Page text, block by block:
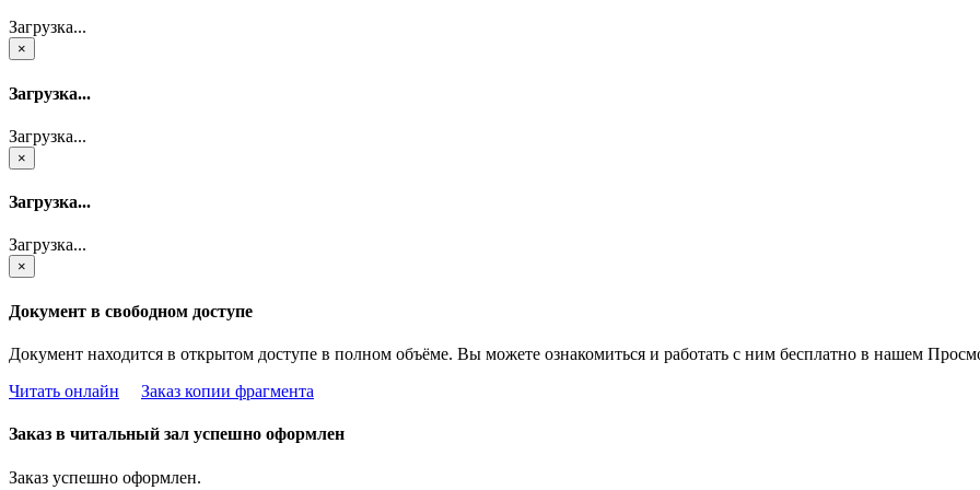
Загрузка...
×
Загрузка...
Загрузка...
×
Загрузка...
Загрузка...
×
Документ в свободном доступе
Документ находится в открытом доступе в полном объёме. Вы можете ознакомиться и работать с ним бесплатно в нашем
Читать онлайн
Заказ копии фрагмента
Заказ в читальный зал успешно оформлен
Заказ успешно оформлен.